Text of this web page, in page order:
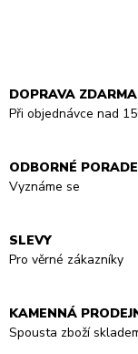
DOPRAVA ZDARMA
Při objednávce nad
ODBORNÉ
Vyznáme se
SLEVY
Pro věrné zákazníky
KAMENNÁ
Spousta zboží